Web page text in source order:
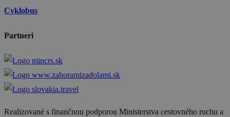
Cyklobus
Partneri
Realizované s finančnou podporou Ministerstva cestovného ruchu a